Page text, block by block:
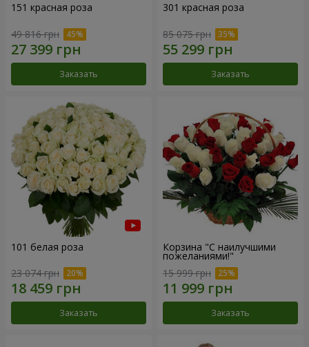
151 красная роза
49 816 грн
Заказать
301 красная роза
85 075 грн
Заказать
101 белая роза
23 074 грн
Заказать
Корзина "С наилучшими
пожеланиями!"
15 999 грн
Заказать